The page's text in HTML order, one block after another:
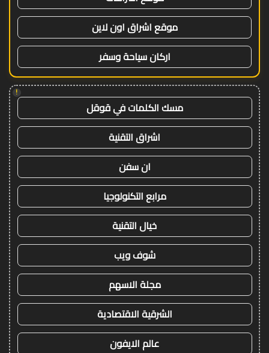
موقع اشراق اون لاين
اركان سياحة وسفر
!
مسك الكلمات في قوقل
اشراق التقنية
ان سفن
مرابع التكنولوجيا
خيال التقنية
شوف ويب
مجلة الاسهم
الشرقية الاقتصادية
عالم الايفون